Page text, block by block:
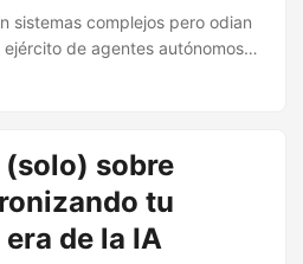
sistemas complejos pero odian
de agentes autónomos
mi contenido. Aquí está el
(solo) sobre
tu
de la IA